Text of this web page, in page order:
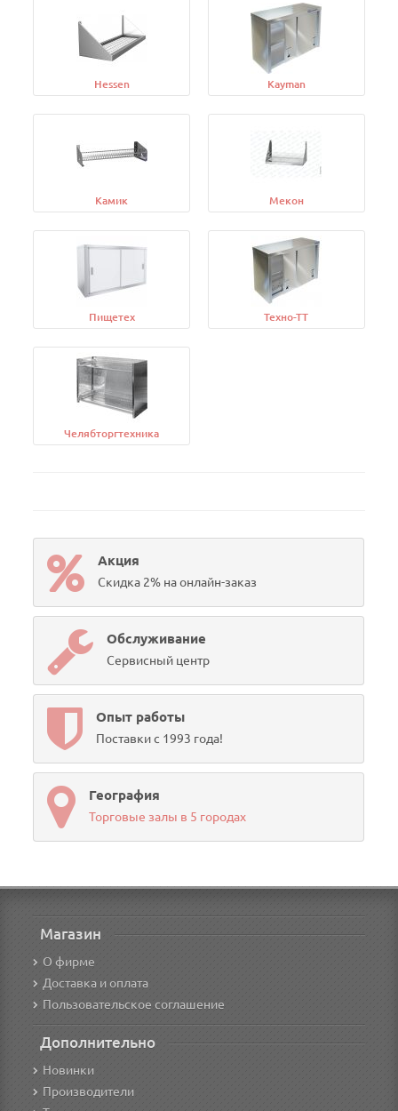
Hessen Kayman
Камик Мекон
Пищетех Техно-ТТ
Челябторгтехника
Акция
Скидка 2% на онлайн-заказ
Обслуживание
Сервисный центр
Опыт работы
Поставки с 1993 года!
География
Торговые залы в 5 городах
Магазин
О фирме
Доставка и оплата
Пользовательское соглашение
Дополнительно
Новинки
Производители